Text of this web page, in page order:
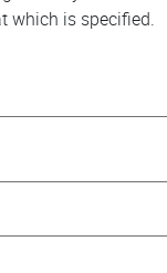
which is specified.